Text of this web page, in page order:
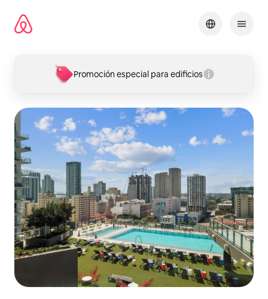
contenido
Promoción especial para edificios